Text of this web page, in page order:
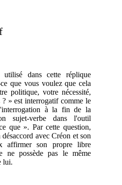
dans cette réplique
que vous voulez que cela
politique, votre nécessité,
» est interrogatif comme le
à la fin de la
sujet-verbe dans l'outil
que ». Par cette question,
avec Créon et son
affirmer son propre libre
ne possède pas le même
lui.